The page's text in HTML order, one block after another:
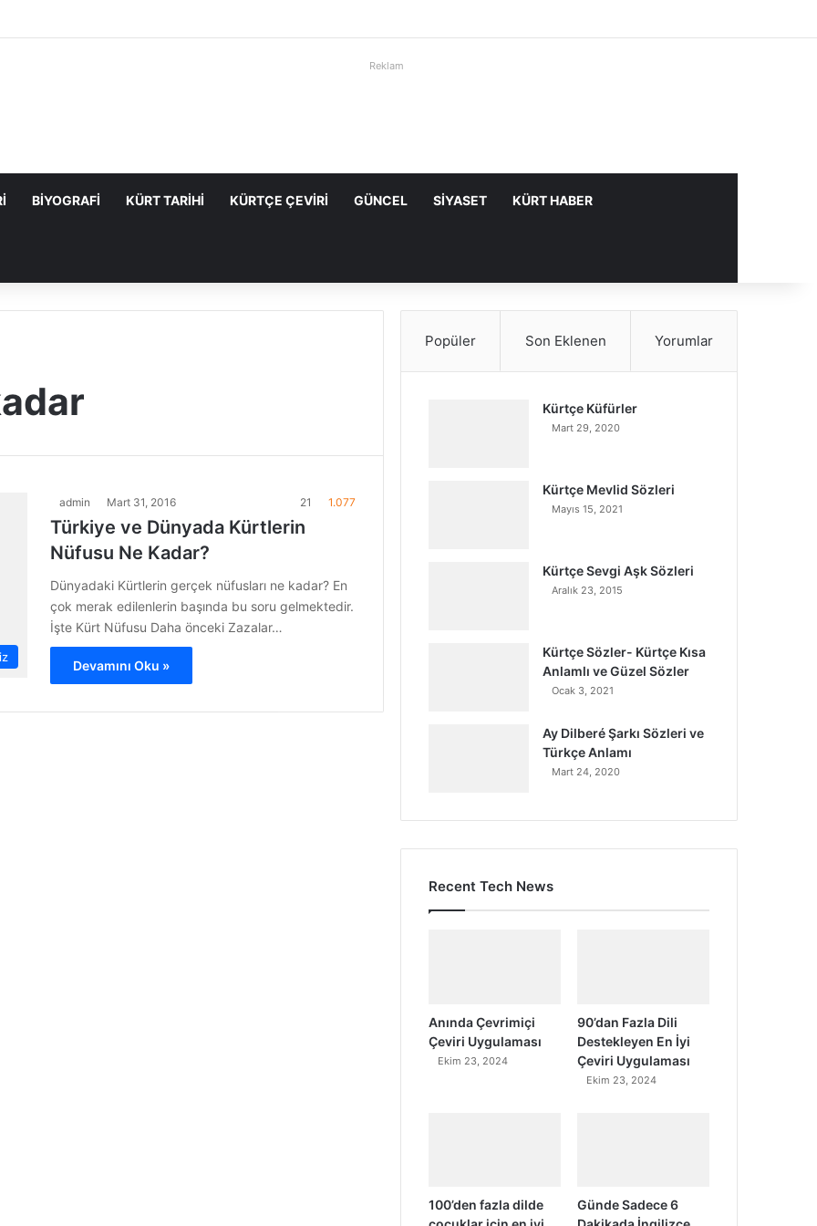
Reklam
BIYOGRAFI KÜRT TARIHI KÜRTÇE ÇEVIRI GÜNCEL SIYASET KÜRT HABER
admin Mart 31, 2016 21 1.077
Türkiye ve Dünyada Kürtlerin
Nüfusu Ne Kadar?
Dünyadaki Kürtlerin gerçek nüfusları ne kadar? En
çok merak edilenlerin başında bu soru gelmektedir.
İşte Kürt Nüfusu Daha önceki Zazalar…
Devamını Oku »
Popüler Son Eklenen Yorumlar
Kürtçe Küfürler
Mart 29, 2020
Kürtçe Mevlid Sözleri
Mayıs 15, 2021
Kürtçe Sevgi Aşk Sözleri
Aralık 23, 2015
Kürtçe Sözler- Kürtçe Kısa
Anlamlı ve Güzel Sözler
Ocak 3, 2021
Ay Dilberé Şarkı Sözleri ve
Türkçe Anlamı
Mart 24, 2020
Recent Tech News
Anında Çevrimiçi
Çeviri Uygulaması
Ekim 23, 2024
90’dan Fazla Dili
Destekleyen En İyi
Çeviri Uygulaması
Ekim 23, 2024
100’den fazla dilde
Günde Sadece 6